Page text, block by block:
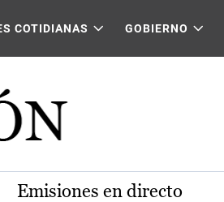
COTIDIANAS GOBIERNO
Emisiones en directo